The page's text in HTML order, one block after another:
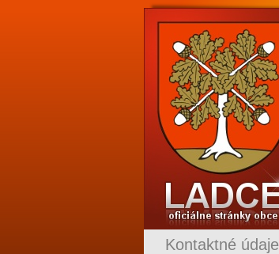
Kontaktné údaje